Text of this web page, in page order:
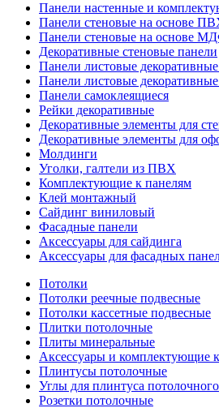
Панели настенные и
Панели стеновые на основе
Панели стеновые на основе
Декоративные стеновые панели
Панели листовые
Панели листовые
Панели самоклеящиеся
Рейки декоративные
Декоративные элементы для
Декоративные элементы для
Молдинги
Уголки, галтели из ПВХ
Комплектующие к панелям
Клей монтажный
Сайдинг виниловый
Фасадные панели
Аксессуары для сайдинга
Аксессуары для фасадных
Потолки
Потолки реечные подвесные
Потолки кассетные подвесные
Плитки потолочные
Плиты минеральные
Аксессуары и комплектующие
Плинтусы потолочные
Углы для плинтуса потолочного
Розетки потолочные